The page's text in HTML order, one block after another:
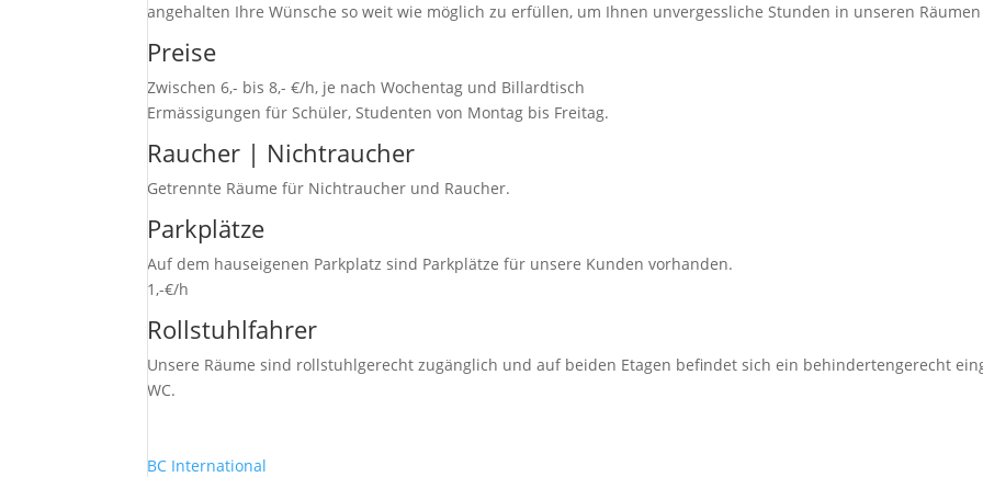
angehalten Ihre Wünsche so weit wie möglich zu erfüllen, um Ihnen unvergessliche Stunden in unseren
Preise
Zwischen 6,- bis 8,- €/h, je nach Wochentag und Billardtisch
Ermässigungen für Schüler, Studenten von Montag bis Freitag.
Raucher | Nichtraucher
Getrennte Räume für Nichtraucher und Raucher.
Parkplätze
Auf dem hauseigenen Parkplatz sind Parkplätze für unsere Kunden vorhanden.
1,-€/h
Rollstuhlfahrer
Unsere Räume sind rollstuhlgerecht zugänglich und auf beiden Etagen befindet sich ein behindertengerecht
WC.
BC International